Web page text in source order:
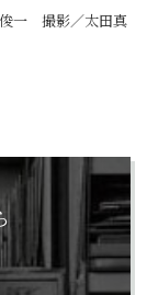
俊一 撮影／太田真